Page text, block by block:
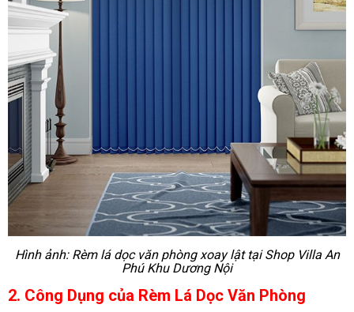
Hình ảnh: Rèm lá dọc văn phòng xoay lật tại Shop Villa An
Phú Khu Dương Nội
2. Công Dụng của Rèm Lá Dọc Văn Phòng